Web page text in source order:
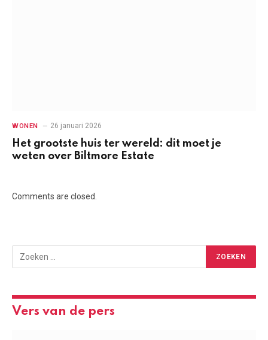
WONEN 26 januari 2026
Het grootste huis ter wereld: dit moet je
weten over Biltmore Estate
Comments are closed.
Vers van de pers